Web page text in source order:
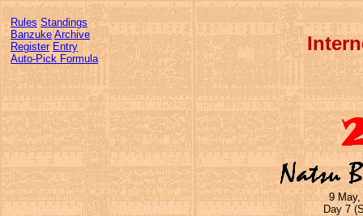
Rules Standings
Banzuke Archive
Register Entry
Auto-Pick Formula
9 May,
Day 7